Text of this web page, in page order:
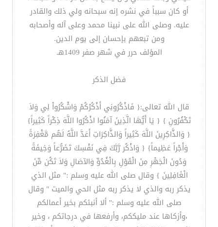
أو كان سبباً في نشره إنه سبحانه ولي ذلك والقادر
عليه. وصلى الله على نبينا محمد وعلى آله وأصحابه
ومن تبعهم بإحسان إلى يوم الدين.
المؤلف حرر في شهر صفر 1409هـ
فضل الذكر
قال الله تعالى:{ فَاذْكُرُونِي أَذْكُرْكُمْ وَاشْكُرُواْ لِي وَلاَ
تَكْفُرُونِ } { يَا أَيُّهَا الَّذِينَ آمَنُوا اذْكُرُوا اللَّهَ ذِكْراً كَثِيراً}
{ وَالذَّاكِرِينَ اللَّهَ كَثِيراً وَالذَّاكِرَاتِ أَعَدَّ اللَّهُ لَهُم مَّغْفِرَةً
وَأَجْراً عَظِيماً} { وَاذْكُر رَّبَّكَ فِي نَفْسِكَ تَضَرُّعاً وَخِيفَةً
وَدُونَ الْجَهْرِ مِنَ الْقَوْلِ بِالْغُدُوِّ وَالآصَالِ وَلاَ تَكُن مِّنَ
الْغَافِلِينَ } وقال صلى الله عليه وسلم :" مثل الذي
يذكر ربه والذي لا يذكر ربه مثل الحي والميت " وقال
صلى الله عليه وسلم :" ألا أنبئكم بخير أعمالكم
،وأزكاها عند مليككم، وأرفعها في درجاتكم ، وخير